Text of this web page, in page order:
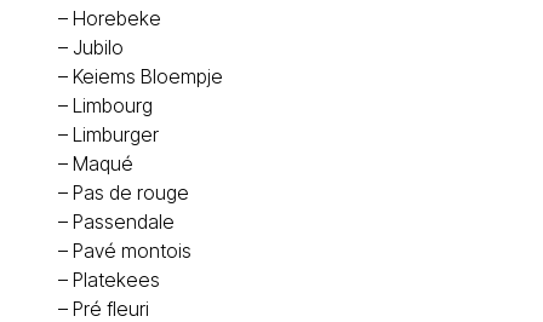
– Horebeke
– Jubilo
– Keiems Bloempje
– Limbourg
– Limburger
– Maqué
– Pas de rouge
– Passendale
– Pavé montois
– Platekees
– Pré fleuri